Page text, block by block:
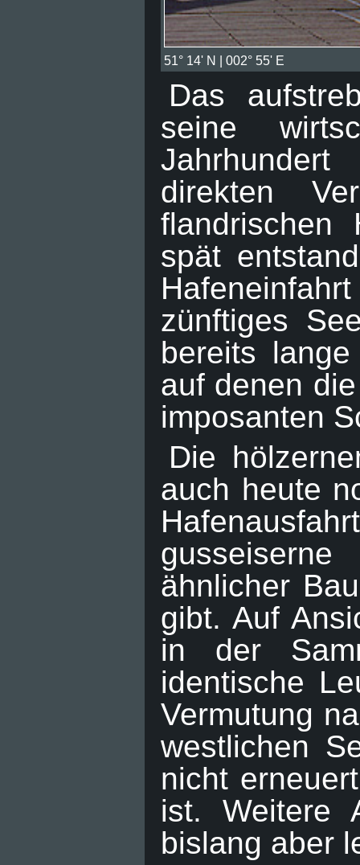
51° 14' N | 002° 55' E
Das
seine
direkten
flandrischen
spät
zünftiges
bereits
auf denen
imposanten
Die
auch heute
ähnlicher
gibt. Auf
in der
identische
Vermutung
westlichen
nicht
ist. Weitere
bislang aber